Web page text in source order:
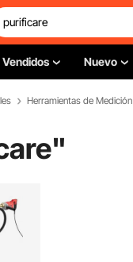
Nuevo
Herramientas de Medición
"